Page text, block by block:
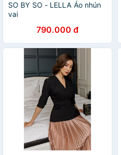
SO BY SO - LELLA Áo nhún
vai
790.000 đ